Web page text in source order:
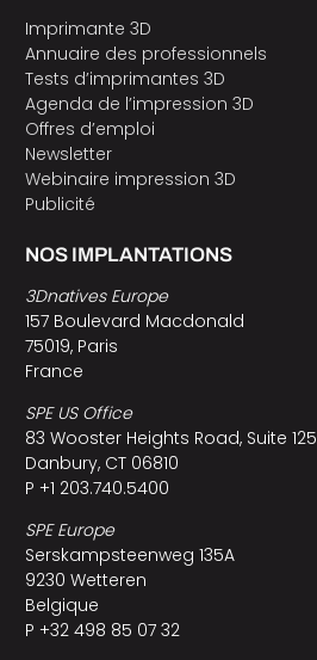
Imprimante 3D
Annuaire des professionnels
Tests d’imprimantes 3D
Agenda de l’impression 3D
Offres d’emploi
Newsletter
Webinaire impression 3D
Publicité
NOS IMPLANTATIONS
3Dnatives Europe
157 Boulevard Macdonald
75019, Paris
France
SPE US Office
83 Wooster Heights Road, Suite 125
Danbury, CT 06810
P +1 203.740.5400
SPE Europe
Serskampsteenweg 135A
9230 Wetteren
Belgique
P +32 498 85 07 32